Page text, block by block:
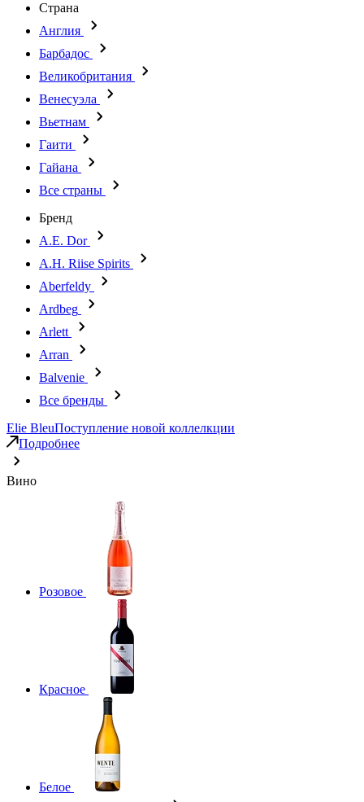
Страна
Англия
Барбадос
Великобритания
Венесуэла
Вьетнам
Гаити
Гайана
Все страны
Бренд
A.E. Dor
A.H. Riise Spirits
Aberfeldy
Ardbeg
Arlett
Arran
Balvenie
Все бренды
Elie BleuПоступление новой коллелкции
Подробнее
Вино
Розовое
Красное
Белое